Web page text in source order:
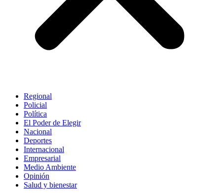
Regional
Policial
Política
El Poder de Elegir
Nacional
Deportes
Internacional
Empresarial
Medio Ambiente
Opinión
Salud y bienestar